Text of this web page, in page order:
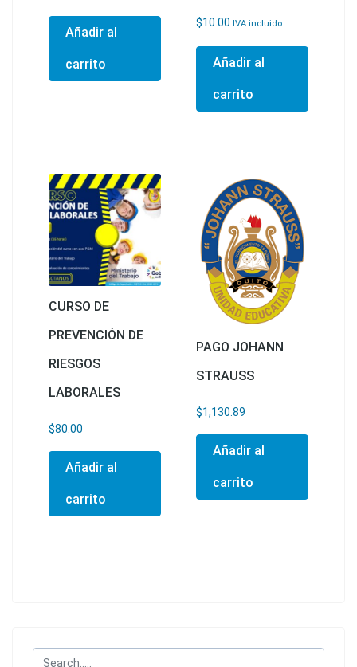
Añadir al
carrito
$10.00 IVA incluido
Añadir al
carrito
CURSO DE
PREVENCIÓN DE
RIESGOS
LABORALES
$80.00
Añadir al
carrito
PAGO JOHANN
STRAUSS
$1,130.89
Añadir al
carrito